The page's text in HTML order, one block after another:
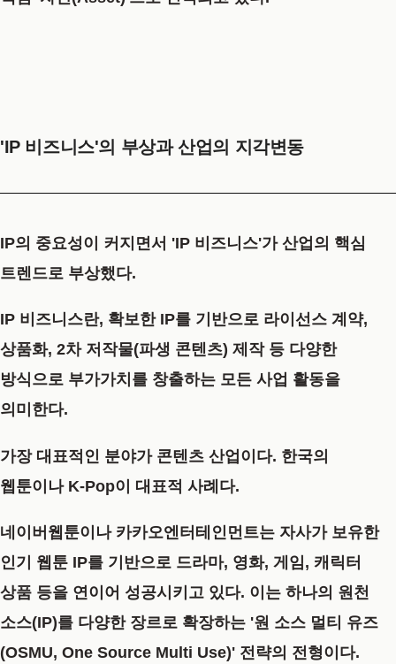
'IP 비즈니스'의 부상과 산업의 지각변동
IP의 중요성이 커지면서 'IP 비즈니스'가 산업의 핵심
트렌드로 부상했다.
IP 비즈니스란, 확보한 IP를 기반으로 라이선스 계약,
상품화, 2차 저작물(파생 콘텐츠) 제작 등 다양한
방식으로 부가가치를 창출하는 모든 사업 활동을
의미한다.
가장 대표적인 분야가 콘텐츠 산업이다. 한국의
웹툰이나 K-Pop이 대표적 사례다.
네이버웹툰이나 카카오엔터테인먼트는 자사가 보유한
인기 웹툰 IP를 기반으로 드라마, 영화, 게임, 캐릭터
상품 등을 연이어 성공시키고 있다. 이는 하나의 원천
소스(IP)를 다양한 장르로 확장하는 '원 소스 멀티 유즈
(OSMU, One Source Multi Use)' 전략의 전형이다.